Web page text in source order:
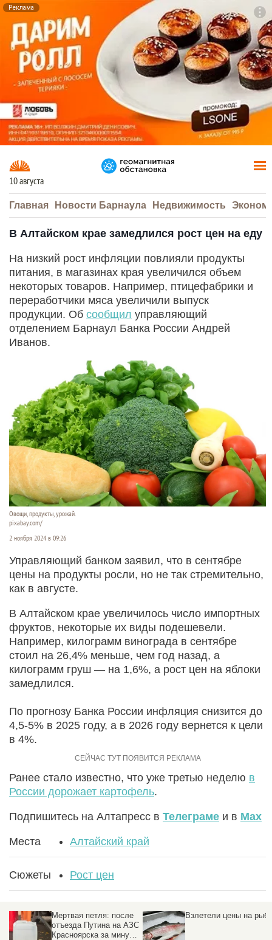
Реклама
10 августа
Главная Новости Барнаула Недвижимость
В Алтайском крае замедлился рост цен на еду
На низкий рост инфляции повлияли продукты
питания, в магазинах края увеличился объем
некоторых товаров. Например, птицефабрики и
переработчики мяса увеличили выпуск
продукции. Об сообщил управляющий
отделением Барнаул Банка России Андрей
Иванов.
Овощи, продукты, урожай.
pixabay.com/
2 ноября 2024 в 09:26
Управляющий банком заявил, что в сентябре
цены на продукты росли, но не так стремительно,
как в августе.
В Алтайском крае увеличилось число импортных
фруктов, некоторые их виды подешевели.
Например, килограмм винограда в сентябре
стоил на 26,4% меньше, чем год назад, а
килограмм груш — на 1,6%, а рост цен на яблоки
замедлился.
По прогнозу Банка России инфляция снизится до
4,5-5% в 2025 году, а в 2026 году вернется к цели
в 4%.
Ранее стало известно, что уже третью неделю в
России дорожает картофель.
Подпишитесь на Алтапресс в Телеграме и в Max
Места Алтайский край
Сюжеты Рост цен
Мертвая петля: после
отъезда Путина на АЗС
Красноярска за минуту
Взлетели цены на рыбу